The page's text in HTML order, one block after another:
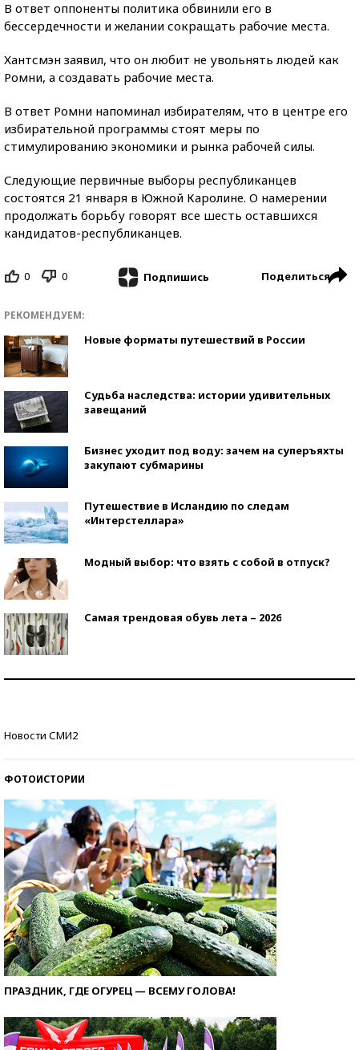
В ответ оппоненты политика обвинили его в
бессердечности и желании сокращать рабочие места.
Хантсмэн заявил, что он любит не увольнять людей как
Ромни, а создавать рабочие места.
В ответ Ромни напоминал избирателям, что в центре его
избирательной программы стоят меры по
стимулированию экономики и рынка рабочей силы.
Следующие первичные выборы республиканцев
состоятся 21 января в Южной Каролине. О намерении
продолжать борьбу говорят все шесть оставшихся
кандидатов-республиканцев.
0 0 Подпишись Поделиться
РЕКОМЕНДУЕМ:
Новые форматы путешествий в России
Судьба наследства: истории удивительных
завещаний
Бизнес уходит под воду: зачем на суперъяхты
закупают субмарины
Путешествие в Исландию по следам
«Интерстеллара»
Модный выбор: что взять с собой в отпуск?
Самая трендовая обувь лета – 2026
Новости СМИ2
ФОТОИСТОРИИ
ПРАЗДНИК, ГДЕ ОГУРЕЦ — ВСЕМУ ГОЛОВА!